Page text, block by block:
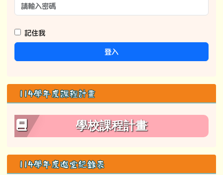
記住我
登入
114學年度課程計畫
學校課程計畫
114學年度巡堂紀錄表